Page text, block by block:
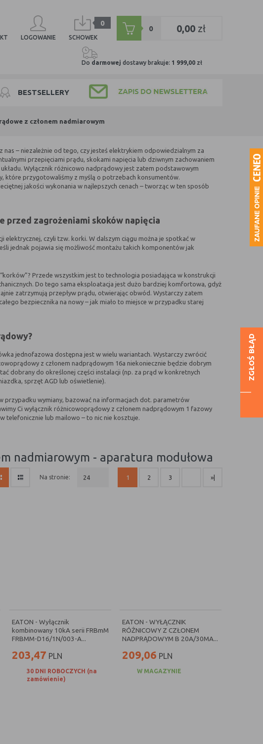
LOGOWANIE
0
SCHOWEK
0 0,00 zł
Do darmowej dostawy brakuje: 1 999,00 zł
BESTSELLERY
z członem nadmiarowym
– niezależnie od tego, czy jesteś elektrykiem odpowiedzialnym za
przepięciami prądu, skokami napięcia lub dziwnym zachowaniem
Wyłącznik różnicowo nadprądowy jest zatem podstawowym
które przygotowaliśmy z myślą o potrzebach konsumentów.
jakości wykonania w najlepszych cenach – tworząc w ten sposób
przed zagrożeniami skoków napięcia
elektrycznej, czyli tzw. korki. W dalszym ciągu można je spotkać w
jednak pojawia się możliwość montażu takich komponentów jak
Przede wszystkim jest to technologia posiadająca w konstrukcji
Do tego sama eksploatacja jest dużo bardziej komfortowa, gdyż
zatrzymują przepływ prądu, otwierając obwód. Wystarczy zatem
bezpiecznika na nowy – jak miało to miejsce w przypadku starej
jednofazowa dostępna jest w wielu wariantach. Wystarczy zwrócić
z członem nadprądowym 16a niekoniecznie będzie dobrym
dobrany do określonej części instalacji (np. za prąd w konkretnych
sprzęt AGD lub oświetlenie).
przypadku wymiany, bazować na informacjach dot. parametrów
Ci wyłącznik różnicowoprądowy z członem nadprądowym 1 fazowy
telefonicznie lub mailowo – to nic nie kosztuje.
nadmiarowym - aparatura modułowa
na stronie: 24 1 2 3 »|
EATON - Wyłącznik
kombinowany 10kA serii FRBmM
FRBMM-D16/1N/003-A...
203,47 PLN
30 DNI ROBOCZYCH (na
zamówienie)
EATON - WYŁĄCZNIK
RÓŻNICOWY Z CZŁONEM
NADPRĄDOWYM B 20A/30MA...
209,06 PLN
W MAGAZYNIE
ZGŁOŚ BŁĄD